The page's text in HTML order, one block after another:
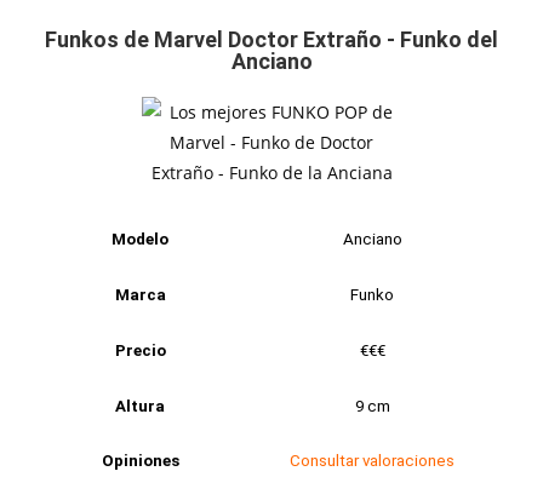
Funkos de Marvel Doctor Extraño - Funko del
Anciano
Modelo Anciano
Marca Funko
Precio €€€
Altura 9 cm
Opiniones Consultar valoraciones